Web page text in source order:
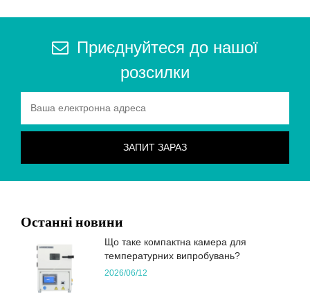
Приєднуйтеся до нашої
розсилки
Останні новини
Що таке компактна камера для
температурних випробувань?
2026/06/12